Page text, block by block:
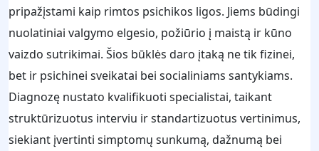
pripažįstami kaip rimtos psichikos ligos. Jiems būdingi
nuolatiniai valgymo elgesio, požiūrio į maistą ir kūno
vaizdo sutrikimai. Šios būklės daro įtaką ne tik fizinei,
bet ir psichinei sveikatai bei socialiniams santykiams.
Diagnozę nustato kvalifikuoti specialistai, taikant
struktūrizuotus interviu ir standartizuotus vertinimus,
siekiant įvertinti simptomų sunkumą, dažnumą bei